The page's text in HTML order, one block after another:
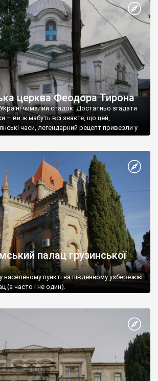
церква Феодора Тирона
чималий спадок. Достатньо згадати
– ви ж мабуть всі знаєте, що цей,
часи, легендарний рецепт привезли у
палац грузинської
пункті на південному узбережжі
(а часто і не один).